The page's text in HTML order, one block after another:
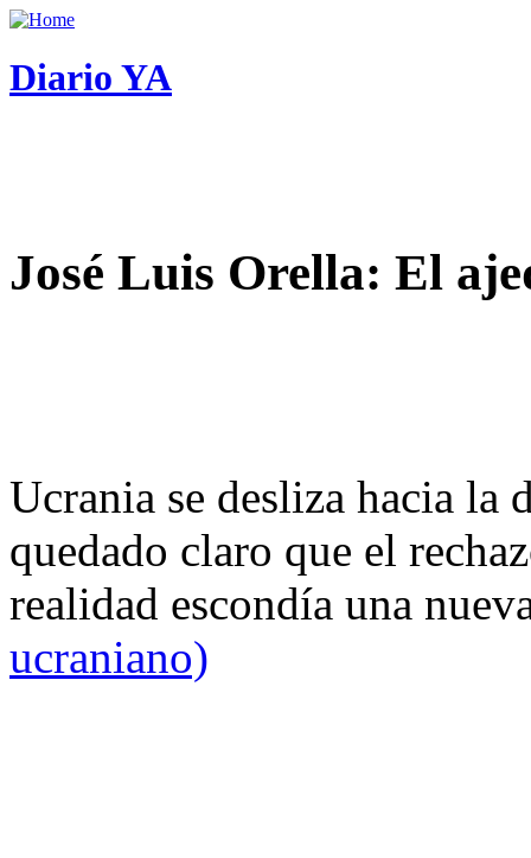
Diario YA
José Luis Orella: El
Ucrania se desliza hacia
quedado claro que el
realidad escondía una
ucraniano)